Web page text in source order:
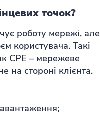
точок?
роботу мережі, але
користувача. Такі
CPE – мережеве
на стороні клієнта.